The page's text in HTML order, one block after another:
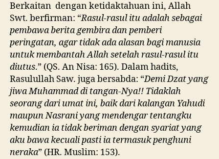
Berkaitan dengan ketidaktahuan ini, Allah
Swt. berfirman: “Rasul-rasul itu adalah sebagai
pembawa berita gembira dan pemberi
peringatan, agar tidak ada alasan bagi manusia
untuk membantah Allah setelah rasul-rasul itu
diutus.” (QS. An Nisa: 165). Dalam hadits,
Rasulullah Saw. juga bersabda: “Demi Dzat yang
jiwa Muhammad di tangan-Nya!! Tidaklah
seorang dari umat ini, baik dari kalangan Yahudi
maupun Nasrani yang mendengar tentangku
kemudian ia tidak beriman dengan syariat yang
aku bawa kecuali pasti ia termasuk penghuni
neraka” (HR. Muslim: 153).